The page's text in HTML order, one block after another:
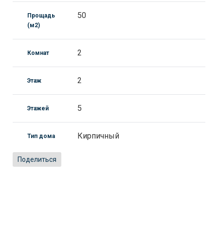
Прощадь
(м2)
50
Комнат 2
Этаж 2
Этажей 5
Тип дома Кирпичный
Поделиться